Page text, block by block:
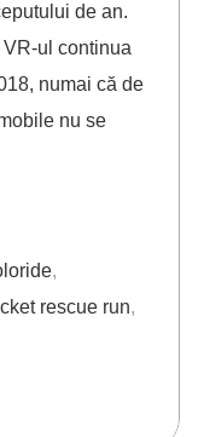
de an.
ul continua
numai că de
nu se
,
rescue run,